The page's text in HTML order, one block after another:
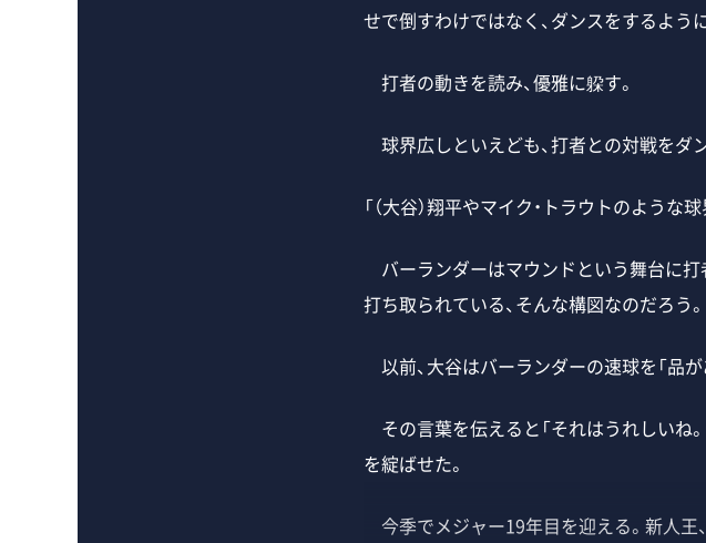
せで倒すわけではなく、ダンスをするよう
打者の動きを読み、優雅に躱す。
球界広しといえども、打者との対戦をダ
「（大谷）翔平やマイク・トラウトのよう
バーランダーはマウンドという舞台に打
打ち取られている、そんな構図なのだろう。
以前、大谷はバーランダーの速球を「品が
その言葉を伝えると「それはうれしいね
を綻ばせた。
今季でメジャー19年目を迎える。新人王